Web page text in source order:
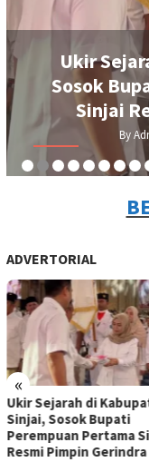
Kabupaten
Pimpin
/ 5 Agustus 2026
ADVERTORIAL
«
Ukir Sejarah di
Sinjai, Sosok Bupati
Perempuan Pertama
Resmi Pimpin Gerindra